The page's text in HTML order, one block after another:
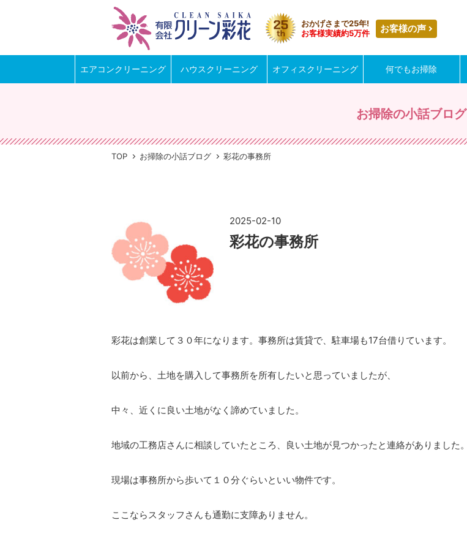
おかげさまで25年!
お客様実績約5万件
お客様の声
エアコンクリーニング ハウスクリーニング オフィスクリーニング 何でもお掃除
お掃除の小話ブログ
TOP お掃除の小話ブログ 彩花の事務所
2025-02-10
彩花の事務所
彩花は創業して３０年になります。事務所は賃貸で、駐車場も17台借りています。
以前から、土地を購入して事務所を所有したいと思っていましたが、
中々、近くに良い土地がなく諦めていました。
地域の工務店さんに相談していたところ、良い土地が見つかったと連絡がありました。
現場は事務所から歩いて１０分ぐらいといい物件です。
ここならスタッフさんも通勤に支障ありません。